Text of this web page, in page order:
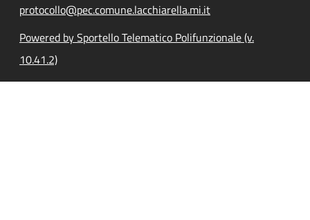
protocollo@pec.comune.lacchiarella.mi.it
Powered by Sportello Telematico Polifunzionale (v.
10.41.2)